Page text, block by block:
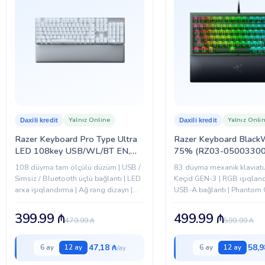
Razer Keyboard Pro Type Ultra
LED 108key USB/WL/BT EN,
white (RZ03-04110100-R3M1)
Daxili kredit Yalnız Online
108 düymə tam ölçülü düzüm | USB /
Simsiz / Bluetooth üçlü bağlantı | LED
arxa işıqlandırma | Ağ rəng dizayn |
479.99₼
399.99 ₼
6 ay 12 ay 47,18 ₼
Razer Keyboard
75% (RZ03-
Daxili kredit Yalnız
83 düymə mexanik
Keçid GEN-3 | RGB
USB-A bağlantı | Phantom
599.99₼
499.99 ₼
6 ay 12 ay